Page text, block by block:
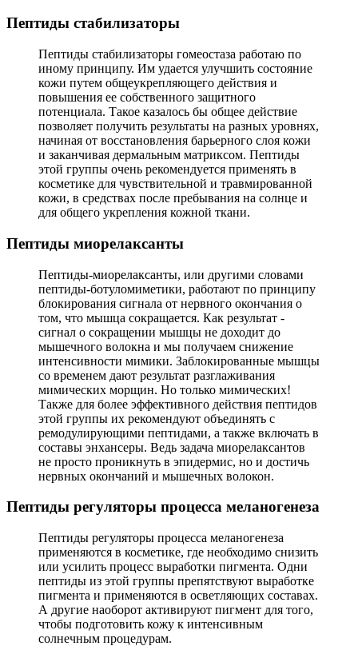
Пептиды стабилизаторы
Пептиды стабилизаторы гомеостаза работаю по
иному принципу. Им удается улучшить состояние
кожи путем общеукрепляющего действия и
повышения ее собственного защитного
потенциала. Такое казалось бы общее действие
позволяет получить результаты на разных уровнях,
начиная от восстановления барьерного слоя кожи
и заканчивая дермальным матриксом. Пептиды
этой группы очень рекомендуется применять в
косметике для чувствительной и травмированной
кожи, в средствах после пребывания на солнце и
для общего укрепления кожной ткани.
Пептиды миорелаксанты
Пептиды-миорелаксанты, или другими словами
пептиды-ботуломиметики, работают по принципу
блокирования сигнала от нервного окончания о
том, что мышца сокращается. Как результат -
сигнал о сокращении мышцы не доходит до
мышечного волокна и мы получаем снижение
интенсивности мимики. Заблокированные мышцы
со временем дают результат разглаживания
мимических морщин. Но только мимических!
Также для более эффективного действия пептидов
этой группы их рекомендуют объединять с
ремодулирующими пептидами, а также включать в
составы энхансеры. Ведь задача миорелаксантов
не просто проникнуть в эпидермис, но и достичь
нервных окончаний и мышечных волокон.
Пептиды регуляторы процесса меланогенеза
Пептиды регуляторы процесса меланогенеза
применяются в косметике, где необходимо снизить
или усилить процесс выработки пигмента. Одни
пептиды из этой группы препятствуют выработке
пигмента и применяются в осветляющих составах.
А другие наоборот активируют пигмент для того,
чтобы подготовить кожу к интенсивным
солнечным процедурам.